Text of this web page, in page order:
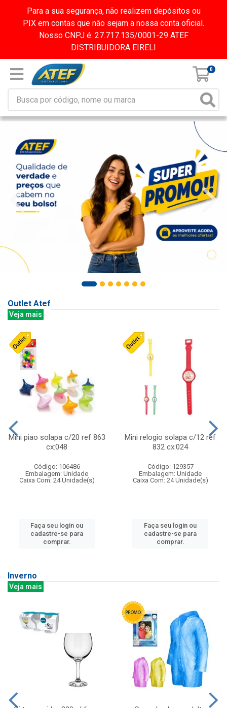
Para a sua segurança, não realizem depósitos ou
PIX em contas que não sejam a nossa conta oficial.
Nosso CNPJ é: 27.717.135/0001-29 ATEF
DISTRIBUIDORA EIRELI
0
Outlet Atef
Veja mais
Mini piao solapa c/20 ref 863
cx:048
Código: 106486
Embalagem: Unidade
Caixa Com: 24 Unidade(s)
Faça seu login ou
cadastre-se para
comprar.
Mini relogio solapa c/12 ref
832 cx:024
Código: 129357
Embalagem: Unidade
Caixa Com: 24 Unidade(s)
Faça seu login ou
cadastre-se para
comprar.
Inverno
Veja mais